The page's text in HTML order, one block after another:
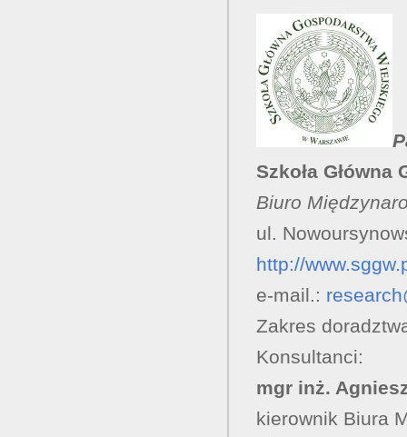
Szkoła
Biuro
ul.
http://
e-mail.:
Zakres
Konsultanci:
mgr inż.
kierownik Biura